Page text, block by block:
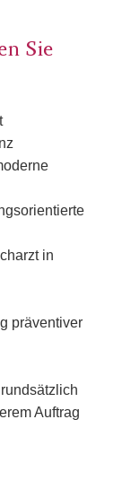
Sie
in
präventiver
Auftrag